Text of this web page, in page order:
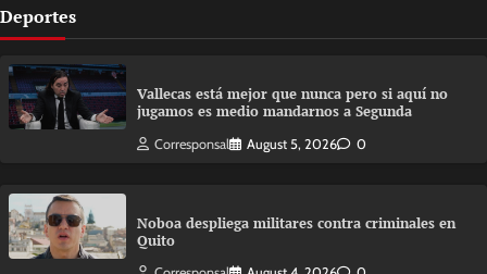
Deportes
Vallecas está mejor que nunca pero si aquí no
jugamos es medio mandarnos a Segunda
Corresponsal August 5, 2026 0
Noboa despliega militares contra criminales en
Quito